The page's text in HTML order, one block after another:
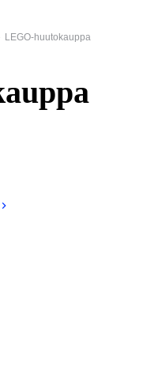
LEGO-huutokauppa